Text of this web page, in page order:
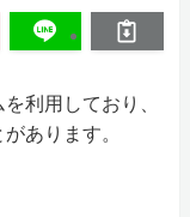
利用しており、
あります。